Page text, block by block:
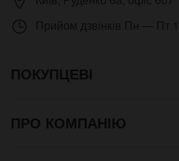
ПОКУПЦЕВІ
ПРО КОМПАНІЮ